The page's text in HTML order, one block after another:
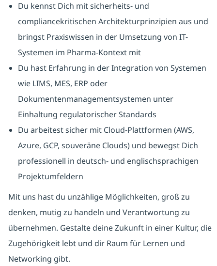
Du kennst Dich mit sicherheits- und
compliancekritischen Architekturprinzipien aus und
bringst Praxiswissen in der Umsetzung von IT-
Systemen im Pharma-Kontext mit
Du hast Erfahrung in der Integration von Systemen
wie LIMS, MES, ERP oder
Dokumentenmanagementsystemen unter
Einhaltung regulatorischer Standards
Du arbeitest sicher mit Cloud-Plattformen (AWS,
Azure, GCP, souveräne Clouds) und bewegst Dich
professionell in deutsch- und englischsprachigen
Projektumfeldern
Mit uns hast du unzählige Möglichkeiten, groß zu
denken, mutig zu handeln und Verantwortung zu
übernehmen. Gestalte deine Zukunft in einer Kultur, die
Zugehörigkeit lebt und dir Raum für Lernen und
Networking gibt.